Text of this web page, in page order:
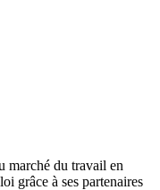
marché du travail en
grâce à ses partenaires